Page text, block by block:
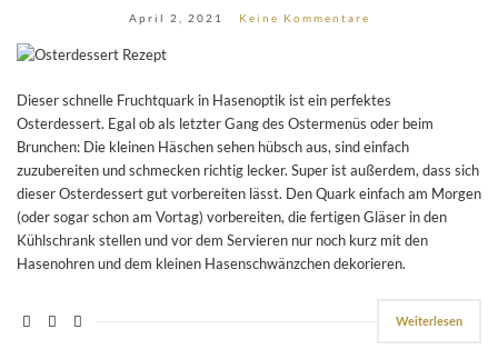
April 2, 2021 Keine Kommentare
Dieser schnelle Fruchtquark in Hasenoptik ist ein perfektes
Osterdessert. Egal ob als letzter Gang des Ostermenüs oder beim
Brunchen: Die kleinen Häschen sehen hübsch aus, sind einfach
zuzubereiten und schmecken richtig lecker. Super ist außerdem, dass sich
dieser Osterdessert gut vorbereiten lässt. Den Quark einfach am Morgen
(oder sogar schon am Vortag) vorbereiten, die fertigen Gläser in den
Kühlschrank stellen und vor dem Servieren nur noch kurz mit den
Hasenohren und dem kleinen Hasenschwänzchen dekorieren.
Weiterlesen